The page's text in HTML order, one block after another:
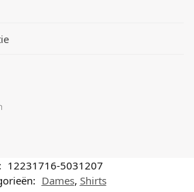
12231716-5031207
Dames, Shirts